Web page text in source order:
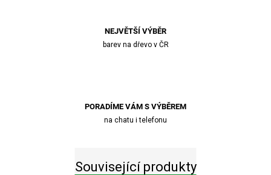
NEJVĚTŠÍ VÝBĚR
barev na dřevo v ČR
PORADÍME VÁM S VÝBĚREM
na chatu i telefonu
Související produkty